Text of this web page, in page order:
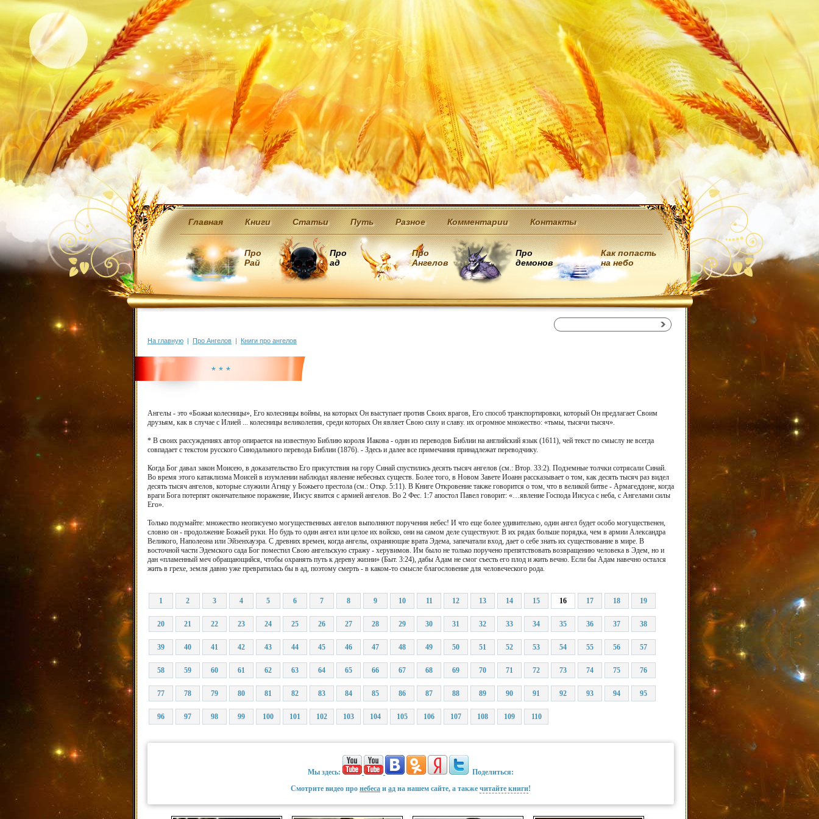
Главная Книги Статьи Путь Разное Комментарии Контакты
Про
Рай
Про
ад
Про
Ангелов
Про
демонов
Как попасть
на небо
На главную | Про Ангелов | Книги про ангелов
* * *
Ангелы - это «Божьи колесницы», Его колесницы войны, на которых Он выступает против Своих врагов, Его способ транспортировки, который Он предлагает Своим
друзьям, как в случае с Илией ... колесницы великолепия, среди которых Он являет Свою силу и славу. их огромное множество: «тьмы, тысячи тысяч».
* В своих рассуждениях автор опирается на известную Библию короля Иакова - один из переводов Библии на английский язык (1611), чей текст по смыслу не всегда
совпадает с текстом русского Синодального перевода Библии (1876). - Здесь и далее все примечания принадлежат переводчику.
Когда Бог давал закон Моисею, в доказательство Его присутствия на гору Синай спустились десять тысяч ангелов (см.: Втор. 33:2). Подземные толчки сотрясали Синай.
Во время этого катаклизма Моисей в изумлении наблюдал явление небесных существ. Более того, в Новом Завете Иоанн рассказывает о том, как десять тысяч раз видел
десять тысяч ангелов, которые служили Агнцу у Божьего престола (см.: Откр. 5:11). В Книге Откровение также говорится о том, что в великой битве - Армагеддоне, когда
враги Бога потерпят окончательное поражение, Иисус явится с армией ангелов. Во 2 Фес. 1:7 апостол Павел говорит: «…явление Господа Иисуса с неба, с Ангелами силы
Его».
Только подумайте: множество неописуемо могущественных ангелов выполняют поручения небес! И что еще более удивительно, один ангел будет особо могущественен,
словно он - продолжение Божьей руки. Но будь то один ангел или целое их войско, они на самом деле существуют. В их рядах больше порядка, чем в армии Александра
Великого, Наполеона или Эйзенхауэра. С древних времен, когда ангелы, охраняющие врата Эдема, запечатали вход, дает о себе знать их существование в мире. В
восточной части Эдемского сада Бог поместил Свою ангельскую стражу - херувимов. Им было не только поручено препятствовать возвращению человека в Эдем, но и
дан «пламенный меч обращающийся, чтобы охранять путь к дереву жизни» (Быт. 3:24), дабы Адам не смог съесть его плод и жить вечно. Если бы Адам навечно остался
жить в грехе, земля давно уже превратилась бы в ад, поэтому смерть - в каком-то смысле благословение для человеческого рода.
1 2 3 4 5 6 7 8 9 10 11 12 13 14 15 16 17 18 19
20 21 22 23 24 25 26 27 28 29 30 31 32 33 34 35 36 37 38
39 40 41 42 43 44 45 46 47 48 49 50 51 52 53 54 55 56 57
58 59 60 61 62 63 64 65 66 67 68 69 70 71 72 73 74 75 76
77 78 79 80 81 82 83 84 85 86 87 88 89 90 91 92 93 94 95
96 97 98 99 100 101 102 103 104 105 106 107 108 109 110
Мы здесь:
Поделиться:
Смотрите видео про небеса и ад на нашем сайте, а также читайте книги!